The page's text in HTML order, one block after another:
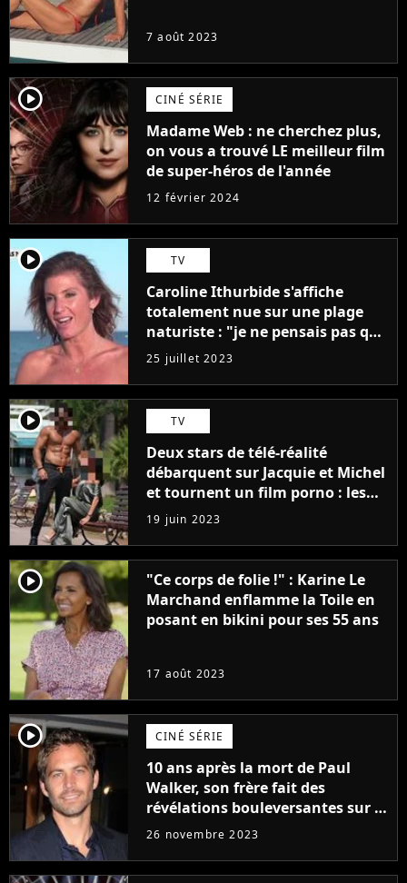
7 août 2023
player2 CINÉ SÉRIE
Madame Web : ne cherchez plus,
on vous a trouvé LE meilleur film
de super-héros de l'année
12 février 2024
player2 TV
Caroline Ithurbide s'affiche
totalement nue sur une plage
naturiste : "je ne pensais pas que
j'arriverais à le faire..."
25 juillet 2023
player2 TV
Deux stars de télé-réalité
débarquent sur Jacquie et Michel
et tournent un film porno : les
premières images du tournage
(exclu)
19 juin 2023
player2
"Ce corps de folie !" : Karine Le
Marchand enflamme la Toile en
posant en bikini pour ses 55 ans
17 août 2023
player2 CINÉ SÉRIE
10 ans après la mort de Paul
Walker, son frère fait des
révélations bouleversantes sur la
réaction des acteurs de Fast and
26 novembre 2023